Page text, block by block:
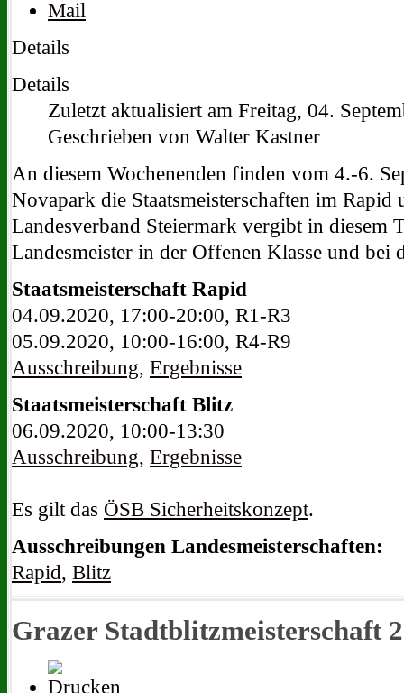
Details
Details
Zuletzt aktualisiert am Freitag, 04.
Geschrieben von Walter Kastner
An diesem Wochenenden finden vom 4.-6.
Novapark die Staatsmeisterschaften im Rapid
Landesverband Steiermark vergibt in diesem
Landesmeister in der Offenen Klasse und bei
Staatsmeisterschaft Rapid
04.09.2020, 17:00-20:00, R1-R3
05.09.2020, 10:00-16:00, R4-R9
Ausschreibung, Ergebnisse
Staatsmeisterschaft Blitz
06.09.2020, 10:00-13:30
Ausschreibung, Ergebnisse
Es gilt das ÖSB Sicherheitskonzept.
Ausschreibungen Landesmeisterschaften:
Rapid, Blitz
Grazer Stadtblitzmeisterschaft